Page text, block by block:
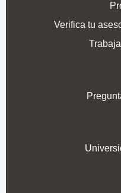
Verifica tu